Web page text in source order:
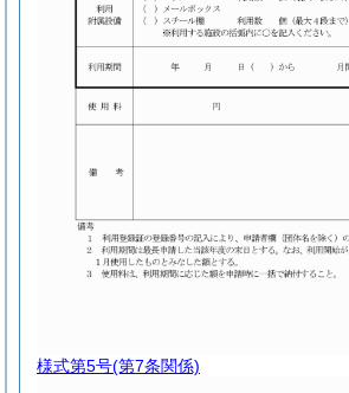
様式第5号(第7条関係)